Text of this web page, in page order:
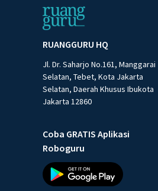
RUANGGURU HQ
Jl. Dr. Saharjo No.161, Manggarai
Selatan, Tebet, Kota Jakarta
Selatan, Daerah Khusus Ibukota
Jakarta 12860
Coba GRATIS Aplikasi
Roboguru